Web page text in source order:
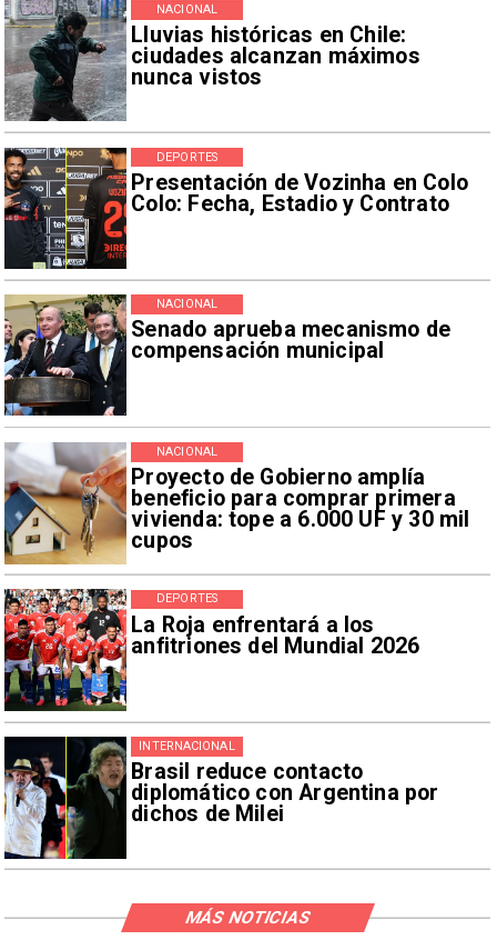
Lluvias históricas en Chile:
ciudades alcanzan máximos
nunca vistos
NACIONAL
Presentación de Vozinha en Colo
Colo: Fecha, Estadio y Contrato
DEPORTES
Senado aprueba mecanismo de
compensación municipal
NACIONAL
Proyecto de Gobierno amplía
beneficio para comprar primera
vivienda: tope a 6.000 UF y 30 mil
cupos
NACIONAL
La Roja enfrentará a los
anfitriones del Mundial 2026
DEPORTES
Brasil reduce contacto
diplomático con Argentina por
dichos de Milei
INTERNACIONAL
MÁS NOTICIAS